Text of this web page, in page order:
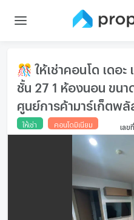
🎊 ให้เช่าคอนโด เดอะ
ชั้น 27 1 ห้องนอน ขนา
ศูนย์การค้ามาร์เก็ตพลั
ให้เช่า คอนโดมิเนียม เลข